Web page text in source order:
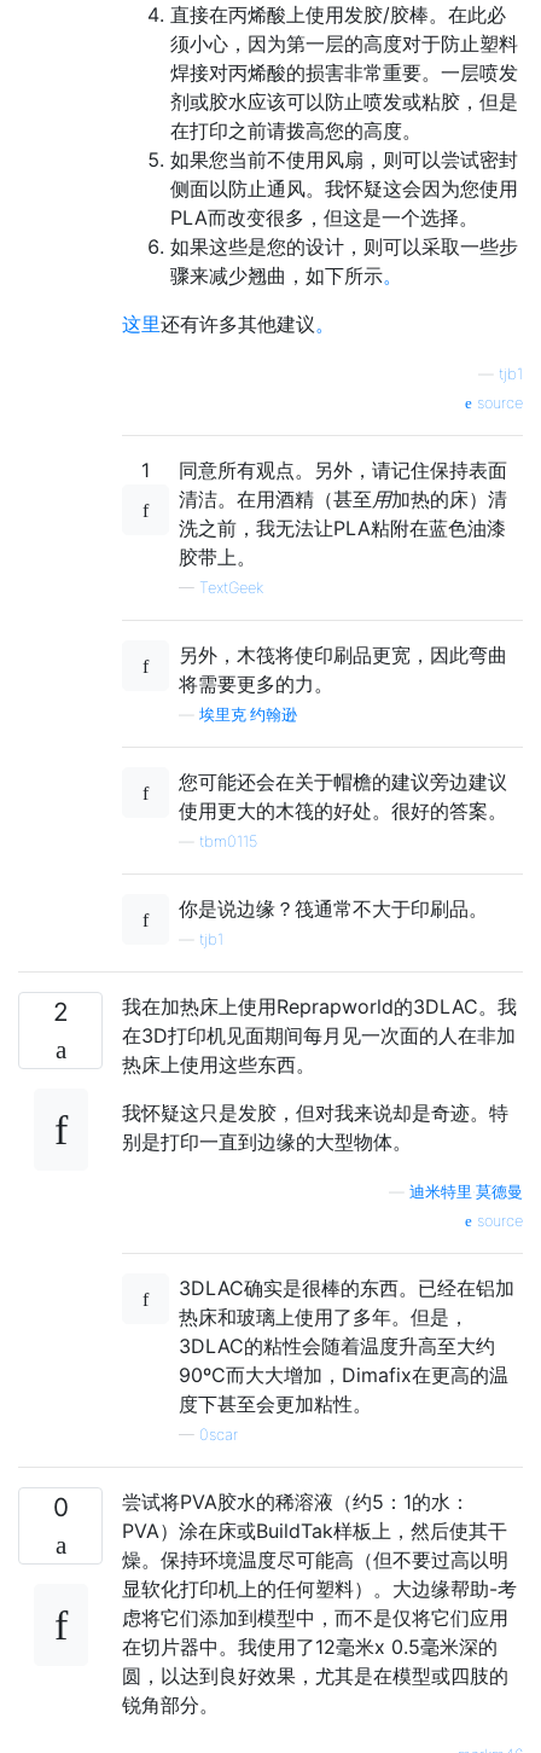
直接在丙烯酸上使用发胶/胶棒。在此必
须小心，因为第一层的高度对于防止塑料
焊接对丙烯酸的损害非常重要。一层喷发
剂或胶水应该可以防止喷发或粘胶，但是
在打印之前请拨高您的高度。
如果您当前不使用风扇，则可以尝试密封
侧面以防止通风。我怀疑这会因为您使用
PLA而改变很多，但这是一个选择。
如果这些是您的设计，则可以采取一些步
骤来减少翘曲，如下所示。
这里还有许多其他建议。
tjb1
source
1
同意所有观点。另外，请记住保持表面
清洁。在用酒精（甚至用加热的床）清
洗之前，我无法让PLA粘附在蓝色油漆
胶带上。
— TextGeek
另外，木筏将使印刷品更宽，因此弯曲
将需要更多的力。
埃里克·约翰逊
您可能还会在关于帽檐的建议旁边建议
使用更大的木筏的好处。很好的答案。
tbm0115
你是说边缘？筏通常不大于印刷品。
tjb1
2
我在加热床上使用Reprapworld的3DLAC。我
在3D打印机见面期间每月见一次面的人在非加
热床上使用这些东西。
我怀疑这只是发胶，但对我来说却是奇迹。特
别是打印一直到边缘的大型物体。
迪米特里·莫德曼
source
3DLAC确实是很棒的东西。已经在铝加
热床和玻璃上使用了多年。但是，
3DLAC的粘性会随着温度升高至大约
90ºC而大大增加，Dimafix在更高的温
度下甚至会更加粘性。
— 0scar
0
尝试将PVA胶水的稀溶液（约5：1的水：
PVA）涂在床或BuildTak样板上，然后使其干
燥。保持环境温度尽可能高（但不要过高以明
显软化打印机上的任何塑料）。大边缘帮助-考
虑将它们添加到模型中，而不是仅将它们应用
在切片器中。我使用了12毫米x 0.5毫米深的
圆，以达到良好效果，尤其是在模型或四肢的
锐角部分。